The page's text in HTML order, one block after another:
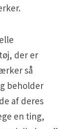
der er
så
beholder
af deres
en ting,